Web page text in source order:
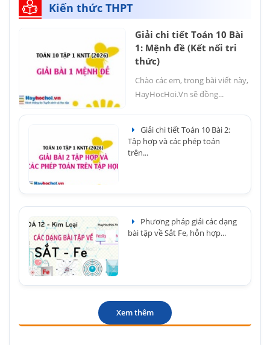
Kiến thức THPT
Giải chi tiết Toán 10 Bài
1: Mệnh đề (Kết nối tri
thức)
Chào các em, trong bài viết này,
HayHocHoi.Vn sẽ đồng...
Giải chi tiết Toán 10 Bài 2:
Tập hợp và các phép toán
trên...
Phương pháp giải các dạng
bài tập về Sắt Fe, hỗn hợp...
Xem thêm